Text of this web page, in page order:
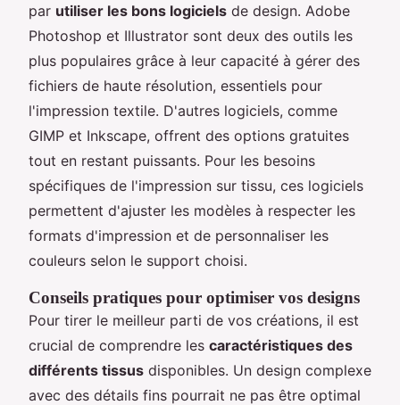
par utiliser les bons logiciels de design. Adobe
Photoshop et Illustrator sont deux des outils les
plus populaires grâce à leur capacité à gérer des
fichiers de haute résolution, essentiels pour
l'impression textile. D'autres logiciels, comme
GIMP et Inkscape, offrent des options gratuites
tout en restant puissants. Pour les besoins
spécifiques de l'impression sur tissu, ces logiciels
permettent d'ajuster les modèles à respecter les
formats d'impression et de personnaliser les
couleurs selon le support choisi.
Conseils pratiques pour optimiser vos designs
Pour tirer le meilleur parti de vos créations, il est
crucial de comprendre les caractéristiques des
différents tissus disponibles. Un design complexe
avec des détails fins pourrait ne pas être optimal